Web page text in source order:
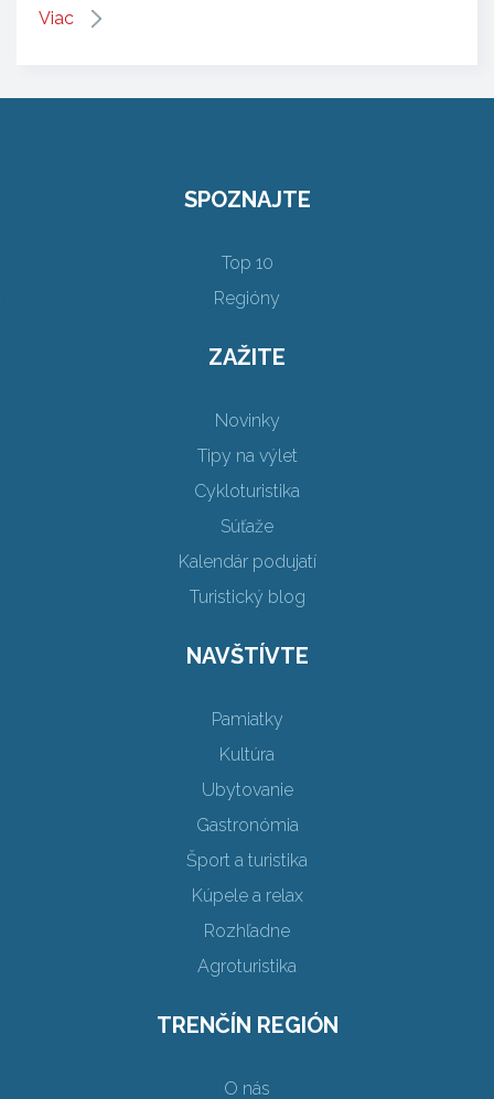
Viac
SPOZNAJTE
Top 10
Regióny
ZAŽITE
Novinky
Tipy na výlet
Cykloturistika
Súťaže
Kalendár podujatí
Turistický blog
NAVŠTÍVTE
Pamiatky
Kultúra
Ubytovanie
Gastronómia
Šport a turistika
Kúpele a relax
Rozhľadne
Agroturistika
TRENČÍN REGIÓN
O nás